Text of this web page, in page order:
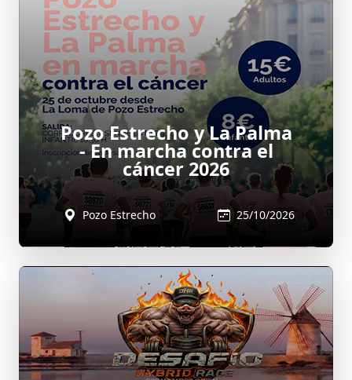
Pozo Estrecho y La Palma
- En marcha contra el
cáncer 2026
Pozo Estrecho 25/10/2026